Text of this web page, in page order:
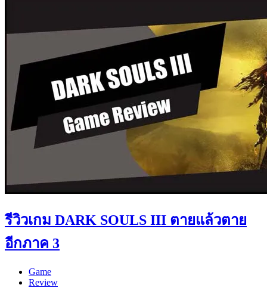
รีวิวเกม DARK SOULS III ตายแล้วตาย
อีกภาค 3
Game
Review